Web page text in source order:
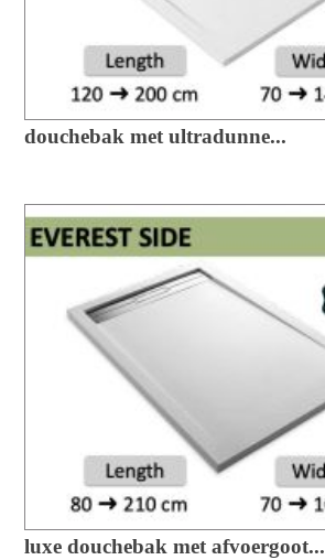
douchebak met ultradunne...
luxe douchebak met afvoergoot...